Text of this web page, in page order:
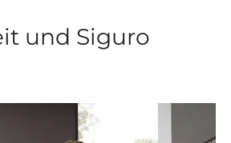
und Siguro